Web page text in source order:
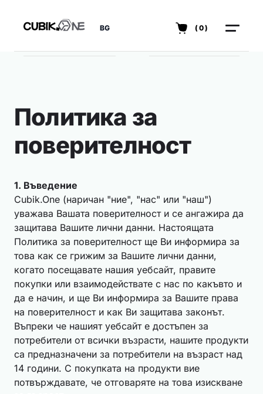
BG (0)
Политика за
поверителност
1. Въведение
Cubik.One (наричан "ние", "нас" или "наш")
уважава Вашата поверителност и се ангажира да
защитава Вашите лични данни. Настоящата
Политика за поверителност ще Ви информира за
това как се грижим за Вашите лични данни,
когато посещавате нашия уебсайт, правите
покупки или взаимодействате с нас по какъвто и
да е начин, и ще Ви информира за Вашите права
на поверителност и как Ви защитава законът.
Въпреки че нашият уебсайт е достъпен за
потребители от всички възрасти, нашите продукти
са предназначени за потребители на възраст над
14 години. С покупката на продукти вие
потвърждавате, че отговаряте на това изискване